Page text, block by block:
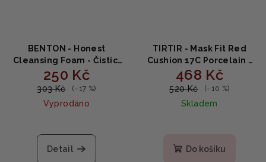
BENTON - Honest
Cleansing Foam - Čisticí
pěna na obličej 150g
250 Kč
303 Kč (–17 %)
Vyprodáno
Detail
TIRTIR - Mask Fit Red
Cushion 17C Porcelain -
Dlouhotrvající make-up
18g
468 Kč
520 Kč (–10 %)
Skladem
Do košíku